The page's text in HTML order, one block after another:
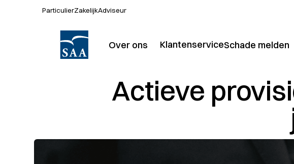
ParticulierZakelijkAdviseur
Over ons
Kantoren
Actueel
Werken bij
KlantenserviceSchade melden
Grootzakelijk
Actieve